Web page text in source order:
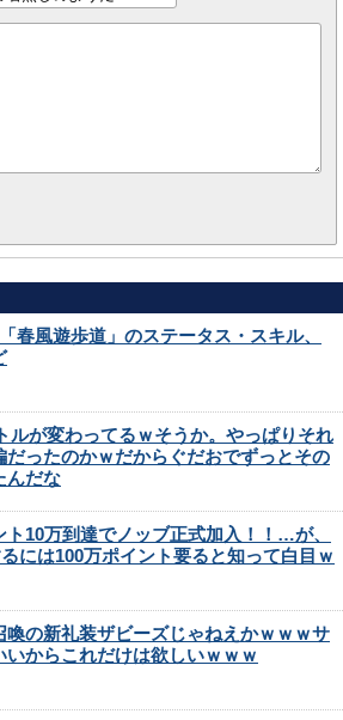
春風遊歩道」のステータス・スキル、
ルが変わってるｗそうか。やっぱりそれ
だったのかｗだからぐだおでずっとその
んだな
ト10万到達でノッブ正式加入！！…が、
には100万ポイント要ると知って白目ｗ
喚の新礼装ザビーズじゃねえかｗｗｗサ
いからこれだけは欲しいｗｗｗ